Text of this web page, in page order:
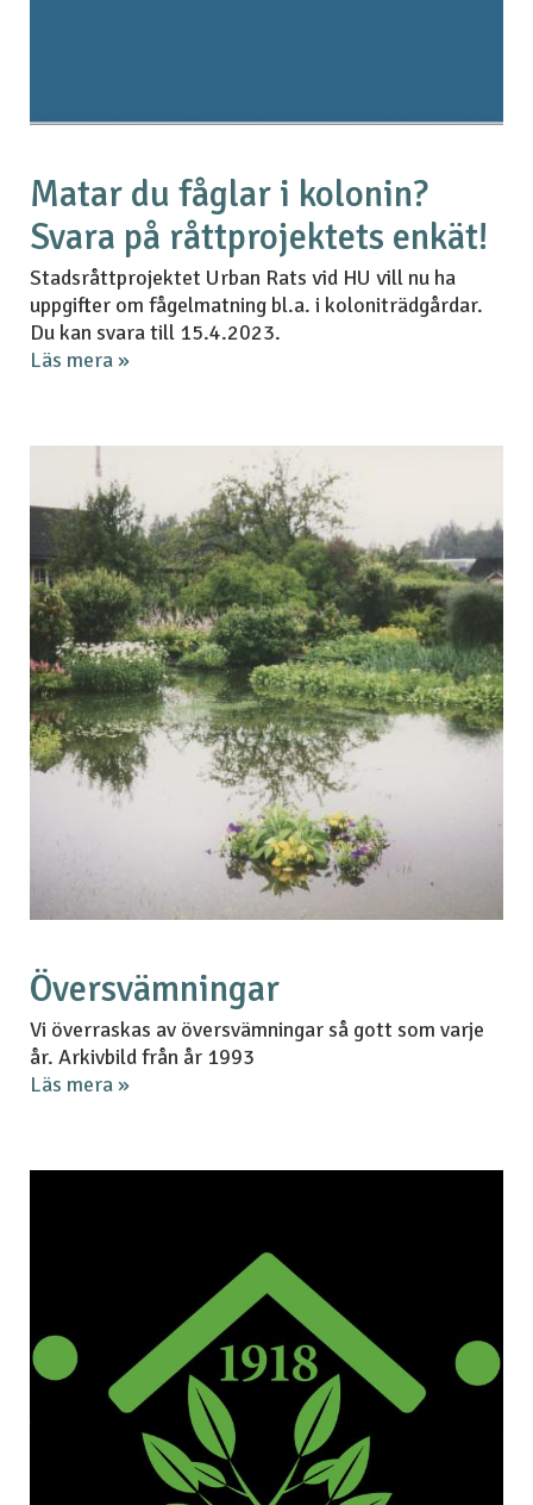
Matar du fåglar i kolonin?
Svara på råttprojektets enkät!
Stadsråttprojektet Urban Rats vid HU vill nu ha
uppgifter om fågelmatning bl.a. i koloniträdgårdar.
Du kan svara till 15.4.2023.
Läs mera »
Översvämningar
Vi överraskas av översvämningar så gott som varje
år. Arkivbild från år 1993
Läs mera »